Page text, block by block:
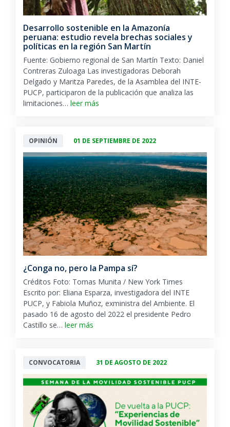
Desarrollo sostenible en la Amazonía
peruana: estudio revela brechas sociales y
políticas en la región San Martín
Fuente: Gobierno regional de San Martín Texto: Daniel
Contreras Zuloaga Las investigadoras Deborah
Delgado y Maritza Paredes, de la Asamblea del INTE-
PUCP, participaron de la publicación que analiza las
limitaciones… leer más
OPINIÓN 01 DE SEPTIEMBRE DE 2022
¿Conga no, pero la Pampa sí?
Créditos Foto: Tomas Munita / New York Times
Escrito por: Eliana Esparza, investigadora del INTE
PUCP, y Fabiola Muñoz, exministra del Ambiente. El
pasado 16 de agosto del 2022 el presidente Pedro
Castillo se… leer más
CONVOCATORIA 31 DE AGOSTO DE 2022